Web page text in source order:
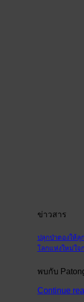
ข่าวสาร
ปลุกป่าตองให้ลุ
โลกแห่งใหม่ใจ
พบกับ
Continue